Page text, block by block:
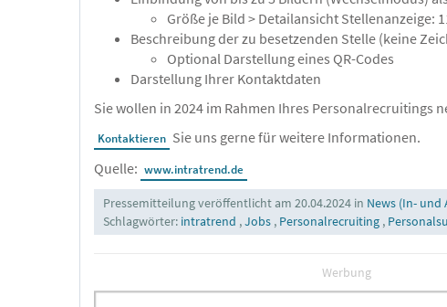
Größe je Bild > Detailansicht Stellenanzeige:
Beschreibung der zu besetzenden Stelle (keine
Optional Darstellung eines QR-Codes
Darstellung Ihrer Kontaktdaten
Sie wollen in 2024 im Rahmen Ihres Personalrecruitings
Kontaktieren Sie uns gerne für weitere Informationen.
Quelle: www.intratrend.de
Pressemitteilung veröffentlicht am 20.04.2024 in News (In- und
Schlagwörter: intratrend ,Jobs , Personalrecruiting ,
Werbung